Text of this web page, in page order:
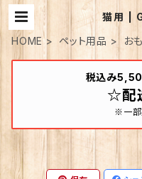
猫用 |
HOME
ペット用品 お
税込み
☆配
※一部